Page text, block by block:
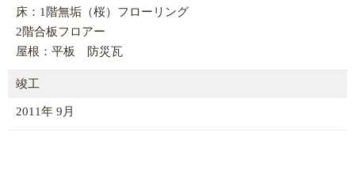
床：1階無垢（桜）フローリング
2階合板フロアー
屋根：平板 防災瓦
竣工
2011年 9月